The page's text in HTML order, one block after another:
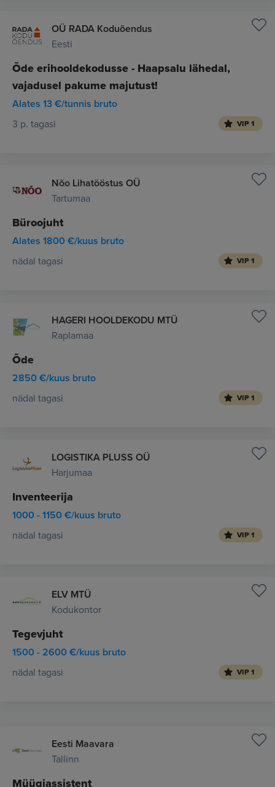
OÜ RADA Koduõendus
Eesti
Õde erihooldekodusse - Haapsalu lähedal,
vajadusel pakume majutust!
Alates 13 €/tunnis bruto
3 p. tagasi VIP 1
Nõo Lihatööstus OÜ
Tartumaa
Büroojuht
Alates 1800 €/kuus bruto
nädal tagasi VIP 1
HAGERI HOOLDEKODU MTÜ
Raplamaa
Õde
2850 €/kuus bruto
nädal tagasi VIP 1
LOGISTIKA PLUSS OÜ
Harjumaa
Inventeerija
1000 - 1150 €/kuus bruto
nädal tagasi VIP 1
ELV MTÜ
Kodukontor
Tegevjuht
1500 - 2600 €/kuus bruto
nädal tagasi VIP 1
Eesti Maavara
Tallinn
Müügiassistent